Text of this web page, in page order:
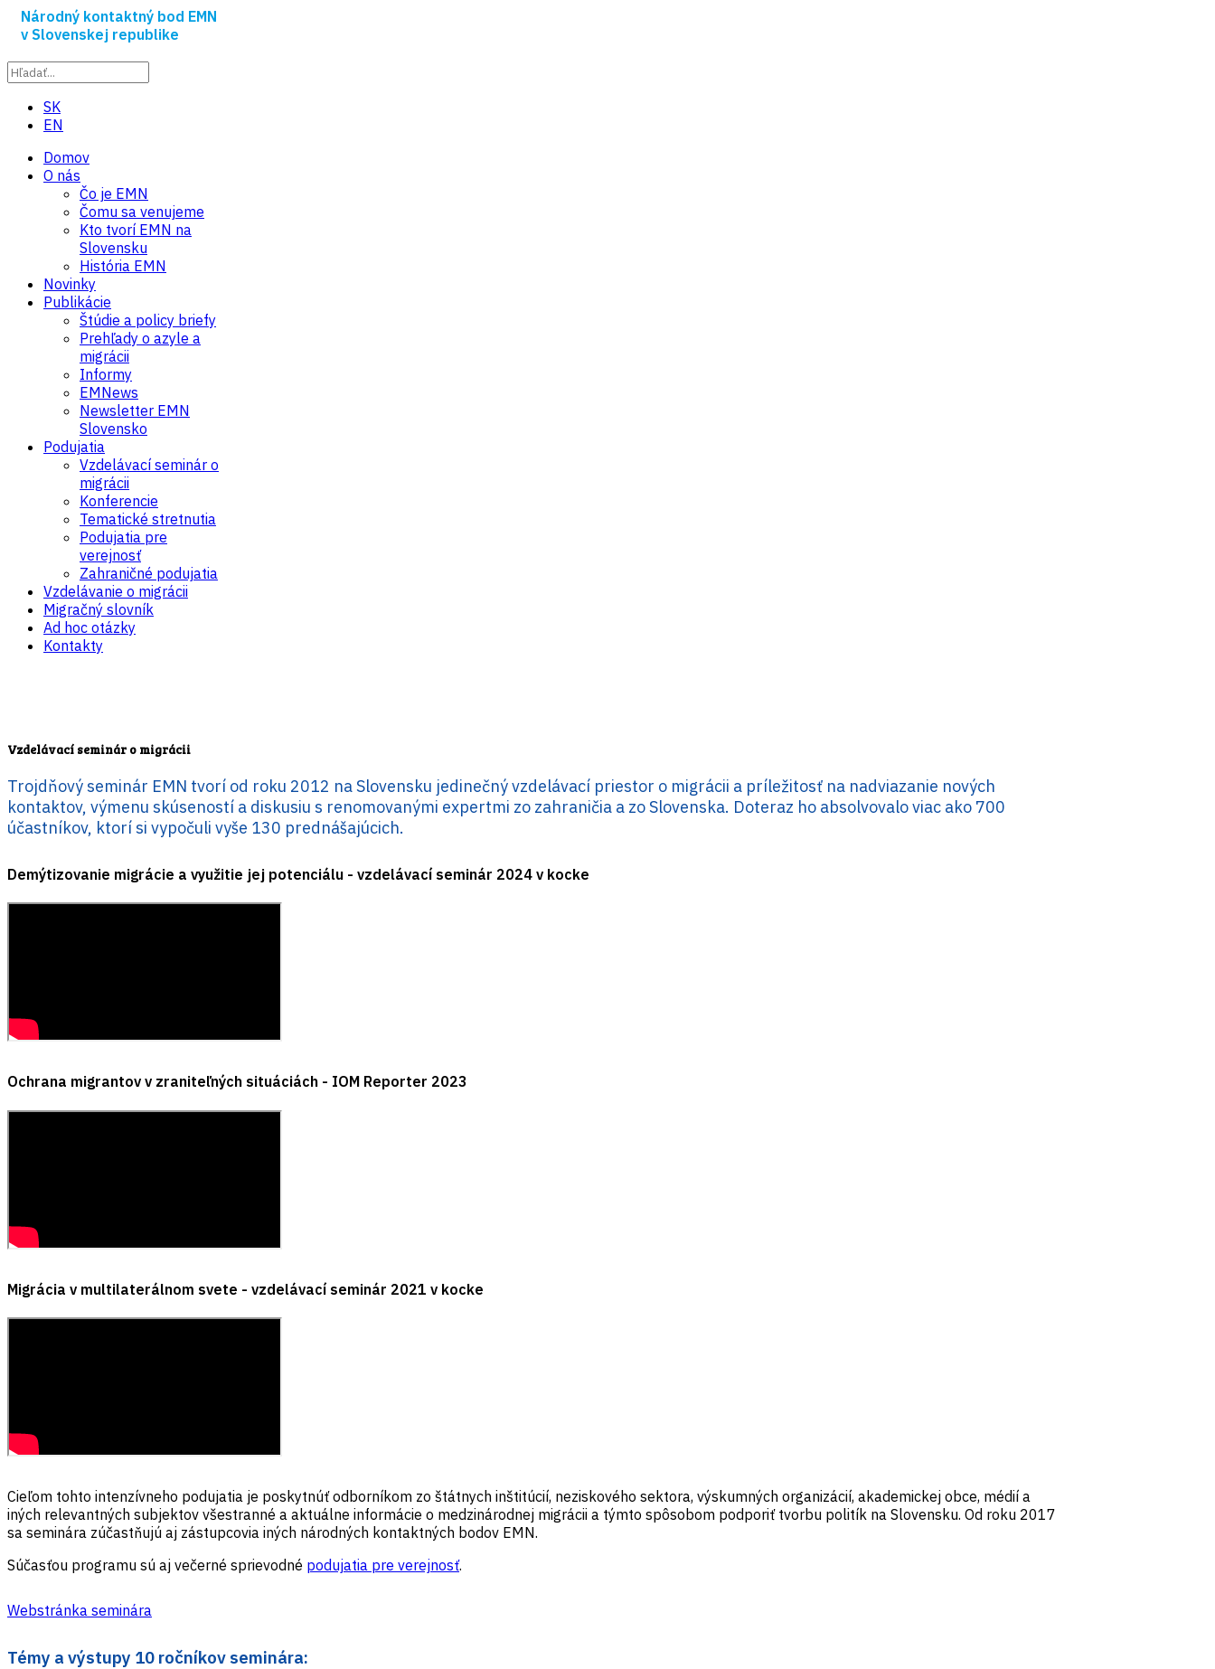
Národný kontaktný bod EMN
v Slovenskej republike
SK
EN
Domov
O nás
Čo je EMN
Čomu sa venujeme
Kto tvorí EMN na
Slovensku
História EMN
Novinky
Publikácie
Štúdie a policy briefy
Prehľady o azyle a
migrácii
Informy
EMNews
Newsletter EMN
Slovensko
Podujatia
Vzdelávací seminár o
migrácii
Konferencie
Tematické stretnutia
Podujatia pre
verejnosť
Zahraničné podujatia
Vzdelávanie o migrácii
Migračný slovník
Ad hoc otázky
Kontakty
Vzdelávací seminár o migrácii
Trojdňový seminár EMN tvorí od roku 2012 na Slovensku jedinečný vzdelávací priestor o migrácii a príležitosť na nadviazanie nových
kontaktov, výmenu skúseností a diskusiu s renomovanými expertmi zo zahraničia a zo Slovenska. Doteraz ho absolvovalo viac ako 700
účastníkov, ktorí si vypočuli vyše 130 prednášajúcich.
Demýtizovanie migrácie a využitie jej potenciálu - vzdelávací seminár 2024 v kocke
Ochrana migrantov v zraniteľných situáciách - IOM Reporter 2023
Migrácia v multilaterálnom svete - vzdelávací seminár 2021 v kocke
Cieľom tohto intenzívneho podujatia je poskytnúť odborníkom zo štátnych inštitúcií, neziskového sektora, výskumných organizácií, akademickej obce, médií a
iných relevantných subjektov všestranné a aktuálne informácie o medzinárodnej migrácii a týmto spôsobom podporiť tvorbu politík na Slovensku. Od roku 2017
sa seminára zúčastňujú aj zástupcovia iných národných kontaktných bodov EMN.
Súčasťou programu sú aj večerné sprievodné podujatia pre verejnosť.
Webstránka seminára
Témy a výstupy 10 ročníkov seminára: